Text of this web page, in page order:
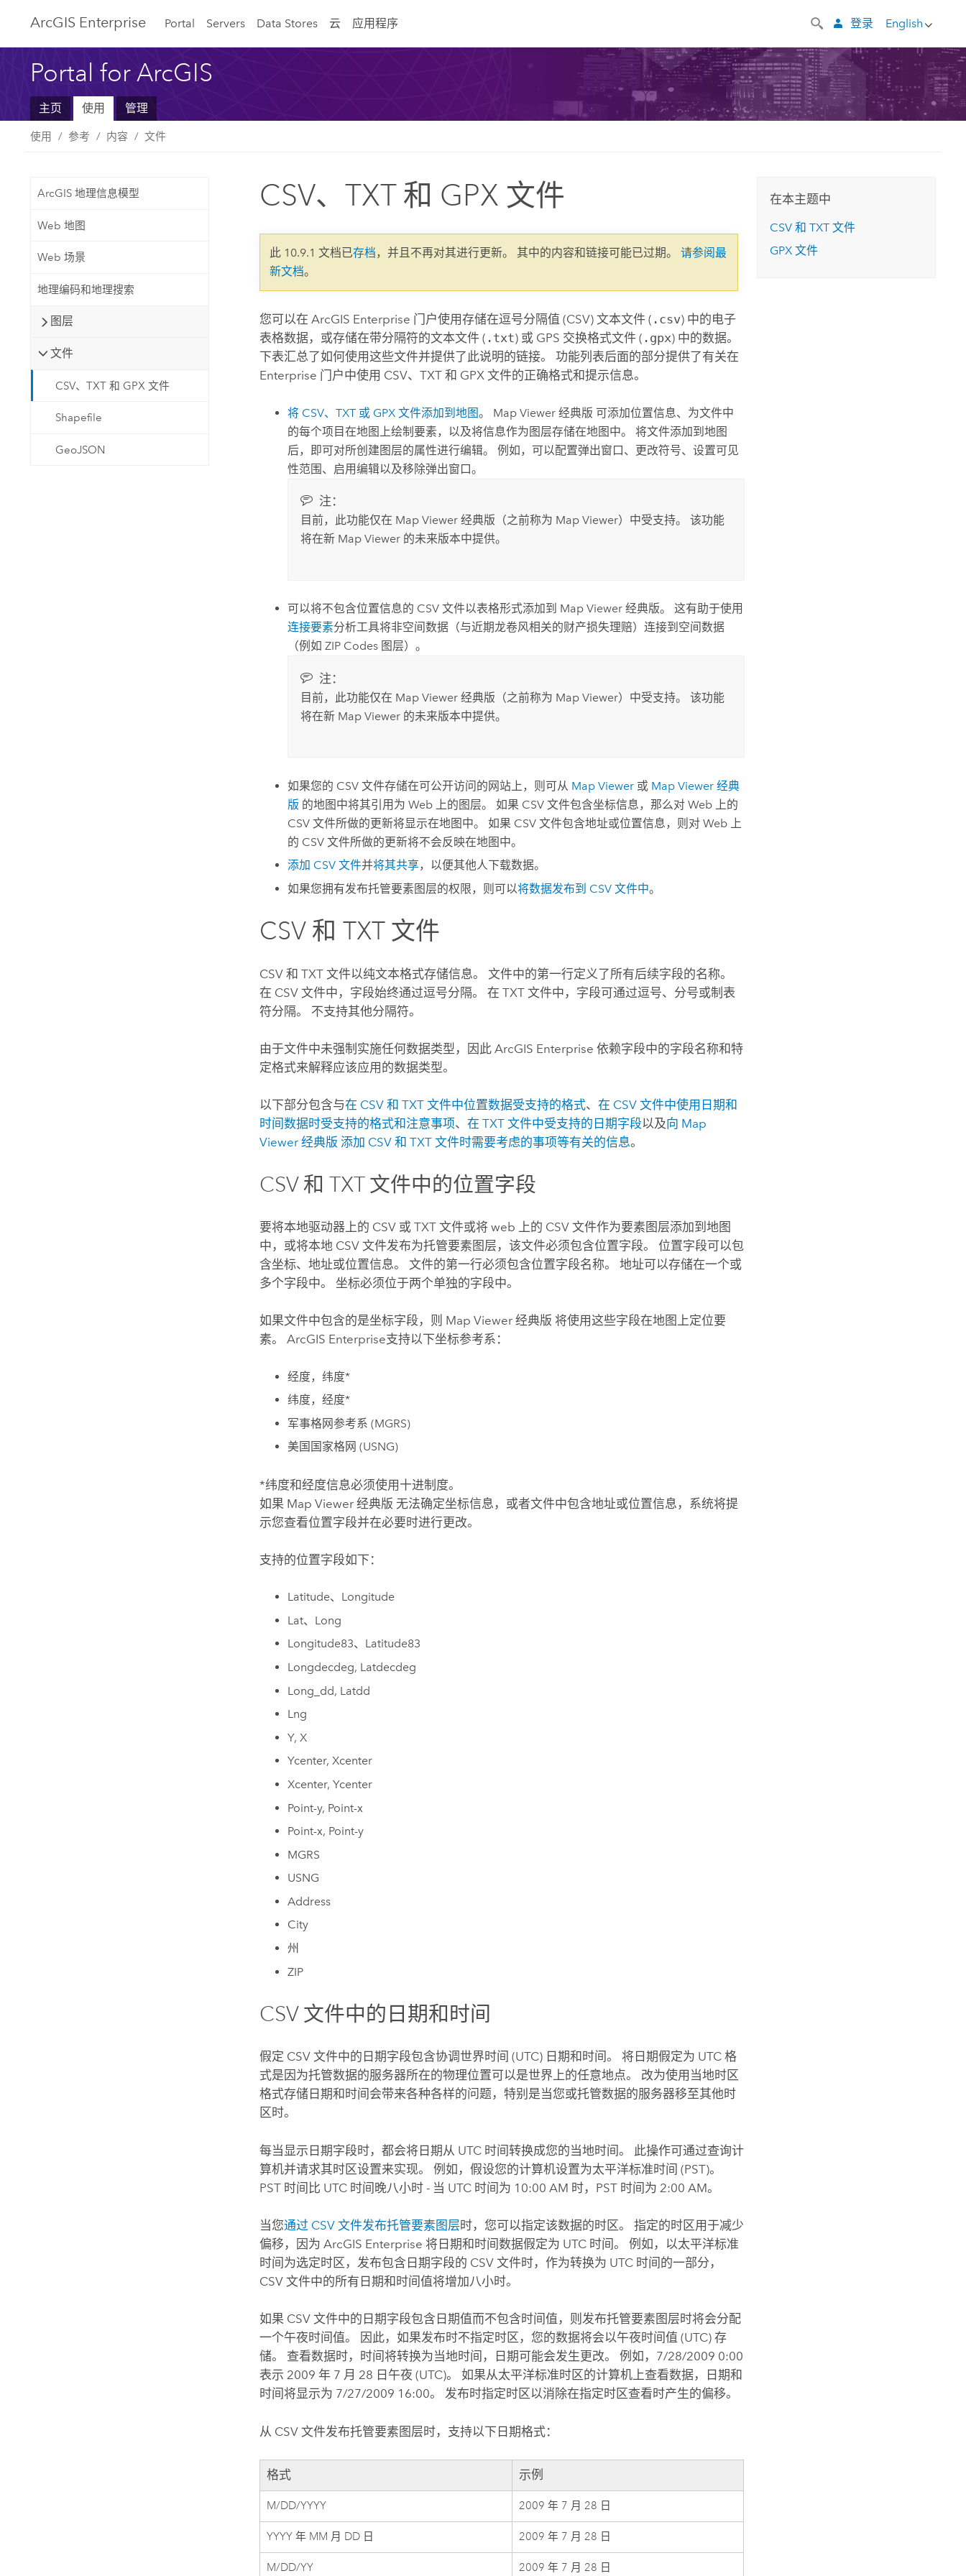
ArcGIS Enterprise Portal Servers Data Stores 云 应用程序 English
登录
Portal for ArcGIS
主页 使用 管理
使用 参考 内容 文件
ArcGIS 地理信息模型
Web 地图
Web 场景
地理编码和地理搜索
图层
文件
CSV、TXT 和 GPX 文件
Shapefile
GeoJSON
CSV、TXT 和 GPX 文件
此 10.9.1 文档已存档，并且不再对其进行更新。 其中的内容和链接可能已过期。请参阅最
新文档。
您可以在ArcGIS Enterprise 门户使用存储在逗号分隔值 (CSV) 文本文件 ( .csv) 中的电子
表格数据，或存储在带分隔符的文本文件 ( .txt) 或 GPS 交换格式文件 ( .gpx) 中的数据。
下表汇总了如何使用这些文件并提供了此说明的链接。 功能列表后面的部分提供了有关在
Enterprise 门户中使用 CSV、TXT 和 GPX 文件的正确格式和提示信息。
将 CSV、TXT 或 GPX 文件添加到地图。 Map Viewer 经典版 可添加位置信息、为文件中
的每个项目在地图上绘制要素，以及将信息作为图层存储在地图中。 将文件添加到地图
后，即可对所创建图层的属性进行编辑。 例如，可以配置弹出窗口、更改符号、设置可见
性范围、启用编辑以及移除弹出窗口。
注：
目前，此功能仅在 Map Viewer 经典版 （之前称为 Map Viewer）中受支持。该功能
将在新 Map Viewer 的未来版本中提供。
可以将不包含位置信息的 CSV 文件以表格形式添加到 Map Viewer 经典版。 这有助于使用
连接要素分析工具将非空间数据（与近期龙卷风相关的财产损失理赔）连接到空间数据
（例如 ZIP Codes 图层）。
注：
目前，此功能仅在 Map Viewer 经典版 （之前称为 Map Viewer）中受支持。该功能
将在新 Map Viewer 的未来版本中提供。
如果您的 CSV 文件存储在可公开访问的网站上，则可从 Map Viewer或 Map Viewer 经典
版 的地图中将其引用为 Web 上的图层。 如果 CSV 文件包含坐标信息，那么对 Web 上的
CSV 文件所做的更新将显示在地图中。 如果 CSV 文件包含地址或位置信息，则对 Web 上
的 CSV 文件所做的更新将不会反映在地图中。
添加 CSV 文件并将其共享，以便其他人下载数据。
如果您拥有发布托管要素图层的权限，则可以将数据发布到 CSV 文件中。
CSV 和 TXT 文件
CSV 和 TXT 文件以纯文本格式存储信息。 文件中的第一行定义了所有后续字段的名称。
在 CSV 文件中，字段始终通过逗号分隔。 在 TXT 文件中，字段可通过逗号、分号或制表
符分隔。 不支持其他分隔符。
由于文件中未强制实施任何数据类型，因此ArcGIS Enterprise 依赖字段中的字段名称和特
定格式来解释应该应用的数据类型。
以下部分包含与在 CSV 和 TXT 文件中位置数据受支持的格式、在 CSV 文件中使用日期和
时间数据时受支持的格式和注意事项、在 TXT 文件中受支持的日期字段以及向 Map
Viewer 经典版 添加 CSV 和 TXT 文件时需要考虑的事项等有关的信息。
CSV 和 TXT 文件中的位置字段
要将本地驱动器上的 CSV 或 TXT 文件或将 web 上的 CSV 文件作为要素图层添加到地图
中，或将本地 CSV 文件发布为托管要素图层，该文件必须包含位置字段。 位置字段可以包
含坐标、地址或位置信息。 文件的第一行必须包含位置字段名称。 地址可以存储在一个或
多个字段中。 坐标必须位于两个单独的字段中。
如果文件中包含的是坐标字段，则 Map Viewer 经典版 将使用这些字段在地图上定位要
素。ArcGIS Enterprise支持以下坐标参考系：
经度，纬度*
纬度，经度*
军事格网参考系 (MGRS)
美国国家格网 (USNG)
*纬度和经度信息必须使用十进制度。
如果 Map Viewer 经典版 无法确定坐标信息，或者文件中包含地址或位置信息，系统将提
示您查看位置字段并在必要时进行更改。
支持的位置字段如下：
Latitude、Longitude
Lat、Long
Longitude83、Latitude83
Longdecdeg, Latdecdeg
Long_dd, Latdd
Lng
Y, X
Ycenter, Xcenter
Xcenter, Ycenter
Point-y, Point-x
Point-x, Point-y
MGRS
USNG
Address
City
州
ZIP
CSV 文件中的日期和时间
假定 CSV 文件中的日期字段包含协调世界时间 (UTC) 日期和时间。 将日期假定为 UTC 格
式是因为托管数据的服务器所在的物理位置可以是世界上的任意地点。 改为使用当地时区
格式存储日期和时间会带来各种各样的问题，特别是当您或托管数据的服务器移至其他时
区时。
每当显示日期字段时，都会将日期从 UTC 时间转换成您的当地时间。 此操作可通过查询计
算机并请求其时区设置来实现。例如，假设您的计算机设置为太平洋标准时间 (PST)。
PST 时间比 UTC 时间晚八小时 - 当 UTC 时间为 10:00 AM 时，PST 时间为 2:00 AM。
当您通过 CSV 文件发布托管要素图层时，您可以指定该数据的时区。指定的时区用于减少
偏移，因为ArcGIS Enterprise 将日期和时间数据假定为 UTC 时间。 例如，以太平洋标准
时间为选定时区，发布包含日期字段的 CSV 文件时，作为转换为 UTC 时间的一部分，
CSV 文件中的所有日期和时间值将增加八小时。
如果 CSV 文件中的日期字段包含日期值而不包含时间值，则发布托管要素图层时将会分配
一个午夜时间值。 因此，如果发布时不指定时区，您的数据将会以午夜时间值 (UTC) 存
储。 查看数据时，时间将转换为当地时间，日期可能会发生更改。 例如，7/28/2009 0:00
表示 2009 年 7 月 28 日午夜 (UTC)。如果从太平洋标准时区的计算机上查看数据，日期和
时间将显示为 7/27/2009 16:00。
发布时指定时区以消除在指定时区查看时产生的偏移。
从 CSV 文件发布托管要素图层时，支持以下日期格式：
格式 示例
M/DD/YYYY 2009 年 7 月 28 日
YYYY 年 MM 月 DD 日 2009 年 7 月 28 日
M/DD/YY 2009 年 7 月 28 日
在本主题中
CSV 和 TXT 文件
GPX 文件